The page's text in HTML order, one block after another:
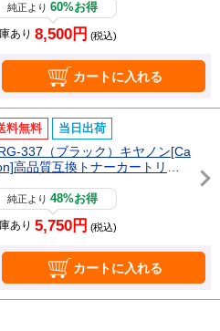
純正より60%お得
あり 8,500円 (税込)
カートに入れる
料無料 当日出荷
337（ブラック）キヤノン[Ca
高品質互換トナーカートリッ
純正より48%お得
あり 5,750円 (税込)
カートに入れる